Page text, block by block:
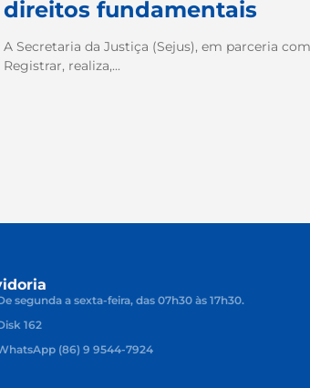
direitos fundamentais
A Secretaria da Justiça (Sejus), em parceria
Registrar, realiza,...
segunda a sexta-feira, das 07h30 às 17h30.
162
(86) 9 9544-7924